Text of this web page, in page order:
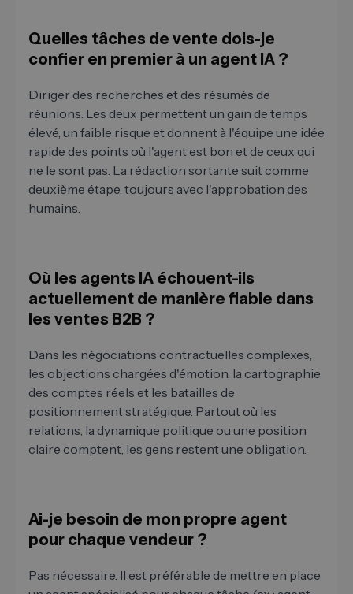
Quelles tâches de vente dois-je
confier en premier à un agent IA ?
Diriger des recherches et des résumés de
réunions. Les deux permettent un gain de temps
élevé, un faible risque et donnent à l'équipe une idée
rapide des points où l'agent est bon et de ceux qui
ne le sont pas. La rédaction sortante suit comme
deuxième étape, toujours avec l'approbation des
humains.
Où les agents IA échouent-ils
actuellement de manière fiable dans
les ventes B2B ?
Dans les négociations contractuelles complexes,
les objections chargées d'émotion, la cartographie
des comptes réels et les batailles de
positionnement stratégique. Partout où les
relations, la dynamique politique ou une position
claire comptent, les gens restent une obligation.
Ai-je besoin de mon propre agent
pour chaque vendeur ?
Pas nécessaire. Il est préférable de mettre en place